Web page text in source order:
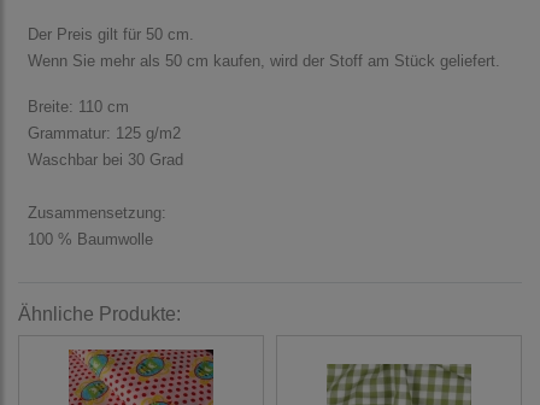
Der Preis gilt für 50 cm.
Wenn Sie mehr als 50 cm kaufen, wird der Stoff am Stück geliefert.
Breite: 110 cm
Grammatur: 125 g/m2
Waschbar bei 30 Grad
Zusammensetzung:
100 % Baumwolle
Ähnliche Produkte: